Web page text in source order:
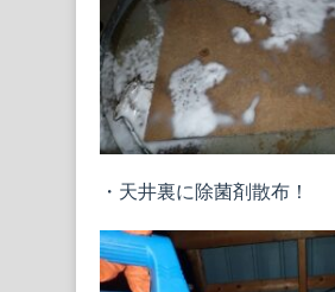
・天井裏に除菌剤散布！